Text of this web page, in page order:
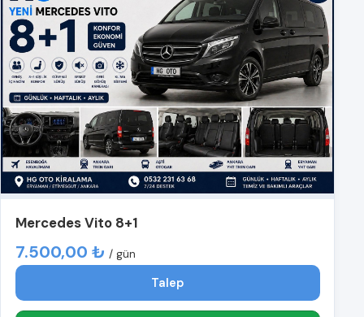
Mercedes Vito 8+1
7.500,00 ₺ / gün
Talep